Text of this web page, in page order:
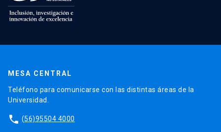
MESA CENTRAL
Teléfono para comunicarse con las distintas áreas de la
Universidad.
phone (56)95504 4000